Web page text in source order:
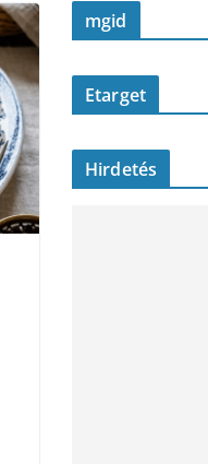
mgid
Etarget
Hirdetés